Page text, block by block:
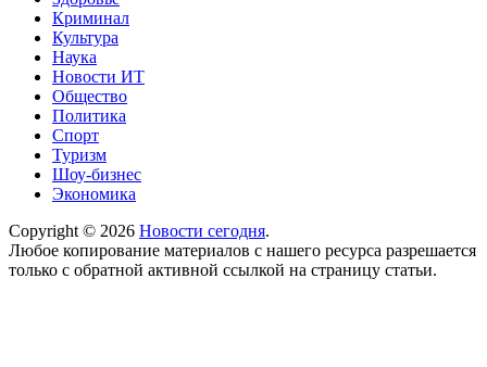
Криминал
Культура
Наука
Новости ИТ
Общество
Политика
Спорт
Туризм
Шоу-бизнес
Экономика
Copyright © 2026 Новости сегодня.
Любое копирование материалов с нашего ресурса разрешается
только с обратной активной ссылкой на страницу статьи.